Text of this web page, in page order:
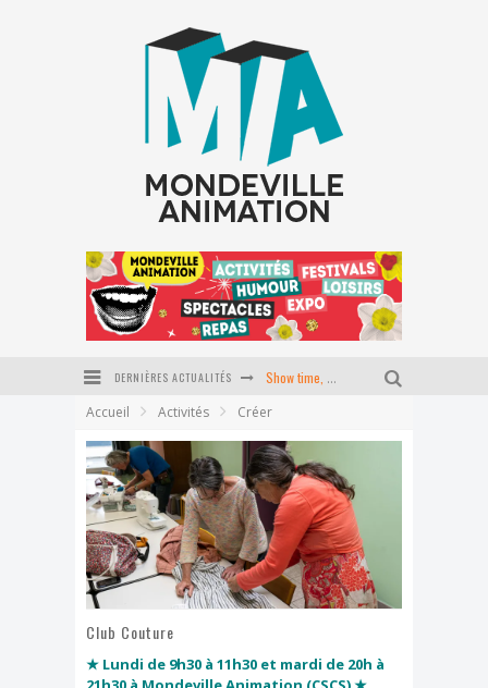
DERNIÈRES ACTUALITÉS Show time, école du P'tit coin
Journée tapisserie d'ameublement
Dimanche, j'ai clown
Effeuillage burlesque
FESTIVAL TONGS & ESPADRILLES
Accueil Activités Créer
Club Couture
★ Lundi de 9h30 à 11h30 et mardi de 20h à